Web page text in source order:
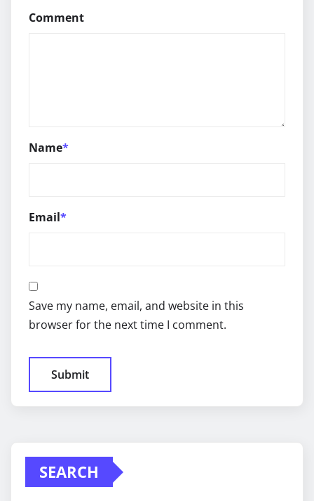
Comment
Name*
Email*
Save my name, email, and website in this
browser for the next time I comment.
SEARCH